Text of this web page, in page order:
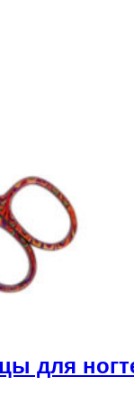
для